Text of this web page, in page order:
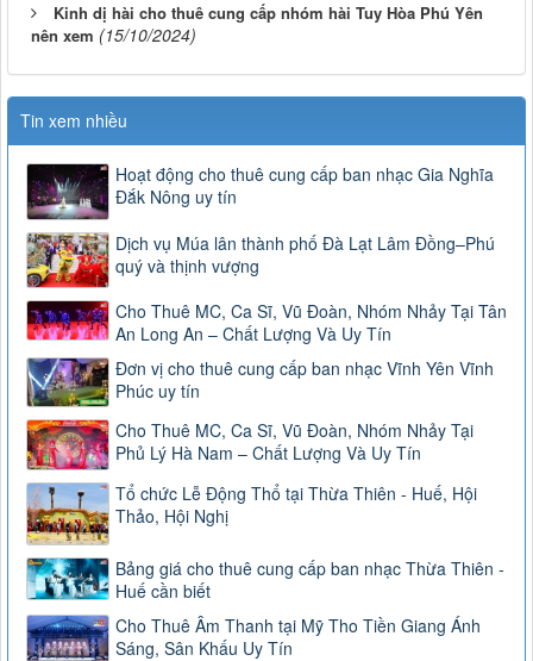
Kinh dị hài cho thuê cung cấp nhóm hài Tuy Hòa Phú Yên
nên xem (15/10/2024)
Tin xem nhiều
Hoạt động cho thuê cung cấp ban nhạc Gia Nghĩa
Đắk Nông uy tín
Dịch vụ Múa lân thành phố Đà Lạt Lâm Đồng–Phú
quý và thịnh vượng
Cho Thuê MC, Ca Sĩ, Vũ Đoàn, Nhóm Nhảy Tại Tân
An Long An – Chất Lượng Và Uy Tín
Đơn vị cho thuê cung cấp ban nhạc Vĩnh Yên Vĩnh
Phúc uy tín
Cho Thuê MC, Ca Sĩ, Vũ Đoàn, Nhóm Nhảy Tại
Phủ Lý Hà Nam – Chất Lượng Và Uy Tín
Tổ chức Lễ Động Thổ tại Thừa Thiên - Huế, Hội
Thảo, Hội Nghị
Bảng giá cho thuê cung cấp ban nhạc Thừa Thiên -
Huế cần biết
Cho Thuê Âm Thanh tại Mỹ Tho Tiền Giang Ánh
Sáng, Sân Khấu Uy Tín